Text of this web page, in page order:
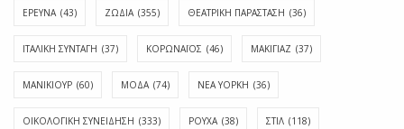
ΕΡΕΥΝΑ (43) ΖΩΔΙΑ (355) ΘΕΑΤΡΙΚΗ ΠΑΡΑΣΤΑΣΗ (36)
ΙΤΑΛΙΚΗ ΣΥΝΤΑΓΗ (37) ΚΟΡΩΝΑΪΟΣ (46) ΜΑΚΙΓΙΑΖ (37)
ΜΑΝΙΚΙΟΥΡ (60) ΜΟΔΑ (74) ΝΕΑ ΥΟΡΚΗ (36)
ΟΙΚΟΛΟΓΙΚΗ ΣΥΝΕΙΔΗΣΗ (333) ΡΟΥΧΑ (38) ΣΤΙΛ (118)